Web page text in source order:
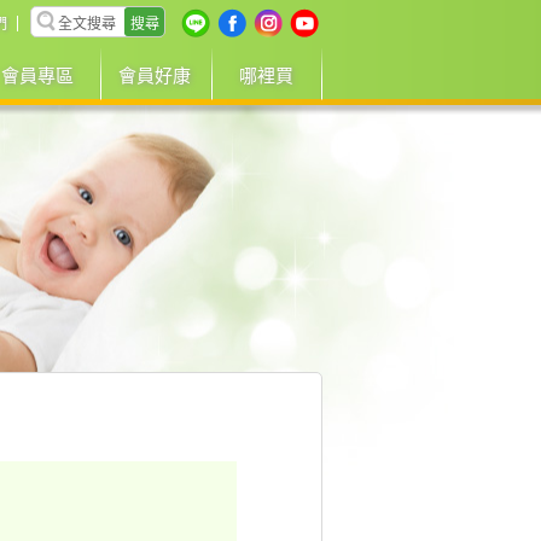
搜尋
會員專區 會員好康 哪裡買